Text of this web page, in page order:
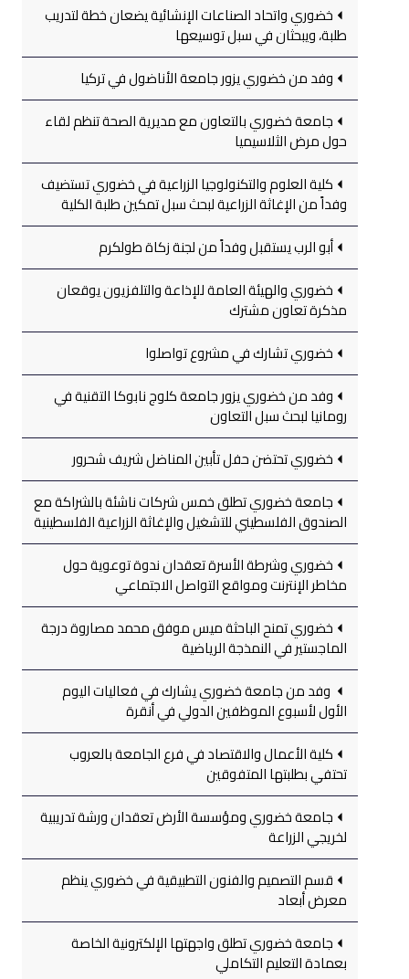
خضوري واتحاد الصناعات الإنشائية يضعان خطة لتدريب
طلبة، ويبحثان في سبل توسيعها
وفد من خضوري يزور جامعة الأناضول في تركيا
جامعة خضوري بالتعاون مع مديرية الصحة تنظم لقاء
حول مرض الثلاسيميا
كلية العلوم والتكنولوجيا الزراعية في خضوري تستضيف
وفداً من الإغاثة الزراعية لبحث سبل تمكين طلبة الكلية
أبو الرب يستقبل وفداً من لجنة زكاة طولكرم
خضوري والهيئة العامة للإذاعة والتلفزيون يوقعان
مذكرة تعاون مشترك
خضوري تشارك في مشروع تواصلوا
وفد من خضوري يزور جامعة كلوج نابوكا التقنية في
رومانيا لبحث سبل التعاون
خضوري تحتضن حفل تأبين المناضل شريف شحرور
جامعة خضوري تطلق خمس شركات ناشئة بالشراكة مع
الصندوق الفلسطيني للتشغيل والإغاثة الزراعية الفلسطينية
خضوري وشرطة الأسرة تعقدان ندوة توعوية حول
مخاطر الإنترنت ومواقع التواصل الاجتماعي
خضوري تمنح الباحثة ميس موفق محمد مصاروة درجة
الماجستير في النمذجة الرياضية
وفد من جامعة خضوري يشارك في فعاليات اليوم
الأول لأسبوع الموظفين الدولي في أنقرة
كلية الأعمال والاقتصاد في فرع الجامعة بالعروب
تحتفي بطلبتها المتفوقين
جامعة خضوري ومؤسسة الأرض تعقدان ورشة تدريبية
لخريجي الزراعة
قسم التصميم والفنون التطبيقية في خضوري ينظم
معرض أبعاد
جامعة خضوري تطلق واجهتها الإلكترونية الخاصة
بعمادة التعليم التكاملي